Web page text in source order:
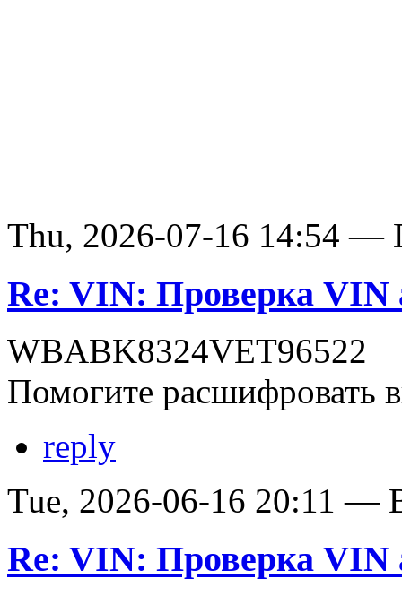
Thu, 2026-07-16 14:54 —
Re: VIN: Проверка VIN
WBABK8324VET96522
Помогите расшифровать
reply
Tue, 2026-06-16 20:11 —
Re: VIN: Проверка VIN